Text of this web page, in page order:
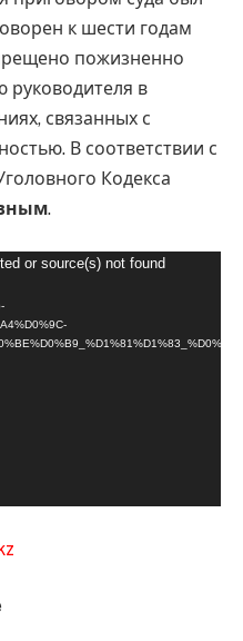
к шести годам
пожизненно
руководителя в
связанных с
В соответствии с
Кодекса
.
or source(s) not found